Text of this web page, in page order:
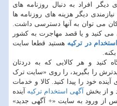
دیگر افراد به دنبال روزنامه های
دیگر هزینه های روزنامه ها
می توان به آنها دسترسی داشت.
می کنید و یا قصد مهاجرت به کشور
استخدام در ترکیه هستید قطعا سایت
کنید و هر کالایی که به دردتان
را بگیرید، را روی «سایت ترک
خود را پیدا کنید. کالا و خدمات
و از بخش آگهی استخدام ترکیه آینده
از ورود به سایت «+ آگهی جدید»